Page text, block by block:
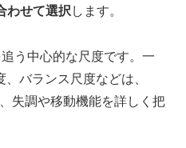
わせて選択します。
う中心的な尺度です。一
バランス尺度などは、
失調や移動機能を詳しく把